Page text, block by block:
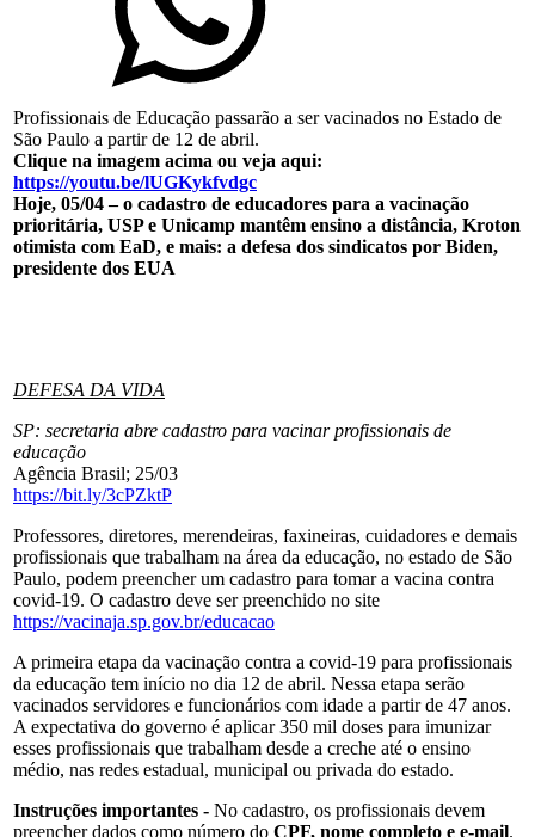
Profissionais de Educação passarão a ser vacinados no Estado de
São Paulo a partir de 12 de abril.
Clique na imagem acima ou veja aqui:
https://youtu.be/lUGKykfvdgc
Hoje, 05/04 – o cadastro de educadores para a vacinação
prioritária, USP e Unicamp mantêm ensino a distância, Kroton
otimista com EaD, e mais: a defesa dos sindicatos por Biden,
presidente dos EUA
DEFESA DA VIDA
SP: secretaria abre cadastro para vacinar profissionais de
educação
Agência Brasil; 25/03
https://bit.ly/3cPZktP
Professores, diretores, merendeiras, faxineiras, cuidadores e demais
profissionais que trabalham na área da educação, no estado de São
Paulo, podem preencher um cadastro para tomar a vacina contra
covid-19. O cadastro deve ser preenchido no site
https://vacinaja.sp.gov.br/educacao
A primeira etapa da vacinação contra a covid-19 para profissionais
da educação tem início no dia 12 de abril. Nessa etapa serão
vacinados servidores e funcionários com idade a partir de 47 anos.
A expectativa do governo é aplicar 350 mil doses para imunizar
esses profissionais que trabalham desde a creche até o ensino
médio, nas redes estadual, municipal ou privada do estado.
Instruções importantes - No cadastro, os profissionais devem
preencher dados como número do CPF, nome completo e e-mail.